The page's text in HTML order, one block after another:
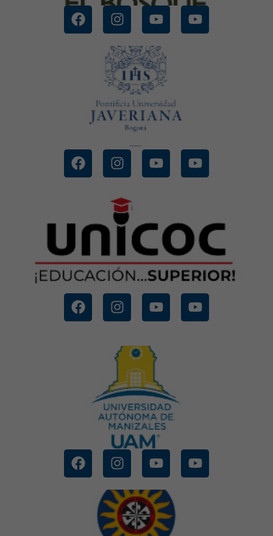
UNIVERSIDAD JAVERIANA
CONOCE MÁS
UNIVERSIDAD UNICOC
CONOCE MÁS
UNIVERSIDAD AUTONOMA DE
MANIZALES
CONOCE MÁS
CONOCE MÁS